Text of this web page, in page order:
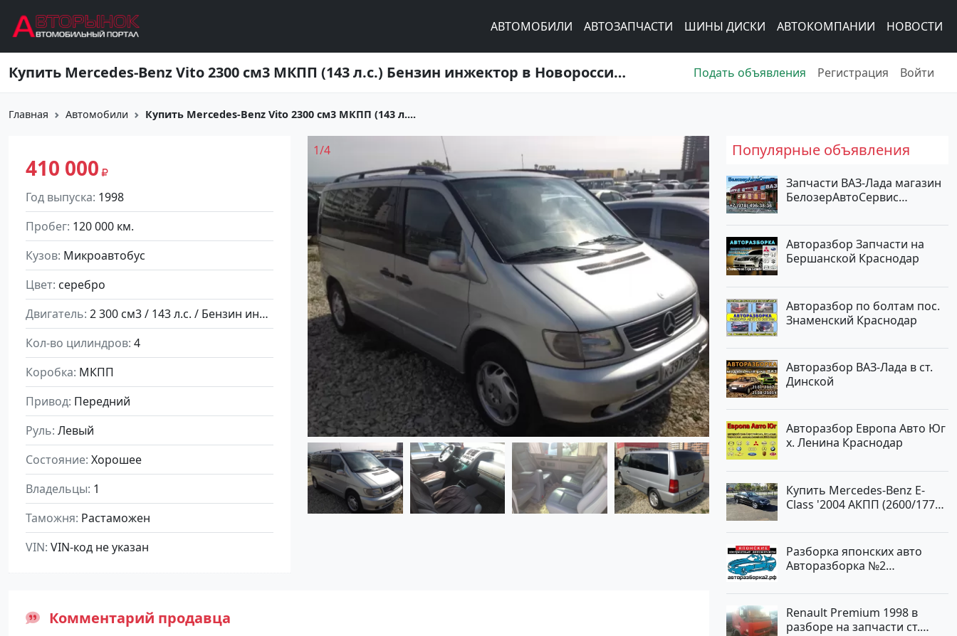
АВТОМОБИЛИ АВТОЗАПЧАСТИ ШИНЫ ДИСКИ АВТОКОМПАНИИ НОВОСТИ
Купить Mercedes-Benz Vito 2300 см3 МКПП (143 л.с.) Бензин инжектор в Новороссийск: цвет серебро Микроавтобус 1998 года по цене 410000 рублей, объявление №2258 на сайте Авторынок23 Подать объявления Регистрация Войти
Главная Автомобили Купить Mercedes-Benz Vito 2300 см3 МКПП (143 л....
410 000
Год выпуска 1998
Пробег 120 000 км.
Кузов Микроавтобус
Цвет серебро
Двигатель
2 300 см3 / 143 л.с. / Бензин инжектор
Кол-во цилиндров 4
Коробка МКПП
Привод Передний
Руль Левый
Состояние Хорошее
Владельцы 1
Таможня Растаможен
VIN VIN-код не указан
1/4
Комментарий продавца
Популярные объявления
Запчасти ВАЗ-Лада магазин
БелозерАвтоСервис
Авторазбор Запчасти на
Бершанской Краснодар
Авторазбор по болтам пос.
Знаменский Краснодар
Авторазбор ВАЗ-Лада в ст.
Динской
Авторазбор Европа Авто Юг
х. Ленина Краснодар
Купить Mercedes-Benz E-
Class '2004 АКПП (2600/177
Новороссийск цвет черный
Седан по цене 620000
рублей, объявление №2192
на сайте Авторынок23
Разборка японских авто
Авторазборка №2
Renault Premium 1998 в
разборе на запчасти ст.